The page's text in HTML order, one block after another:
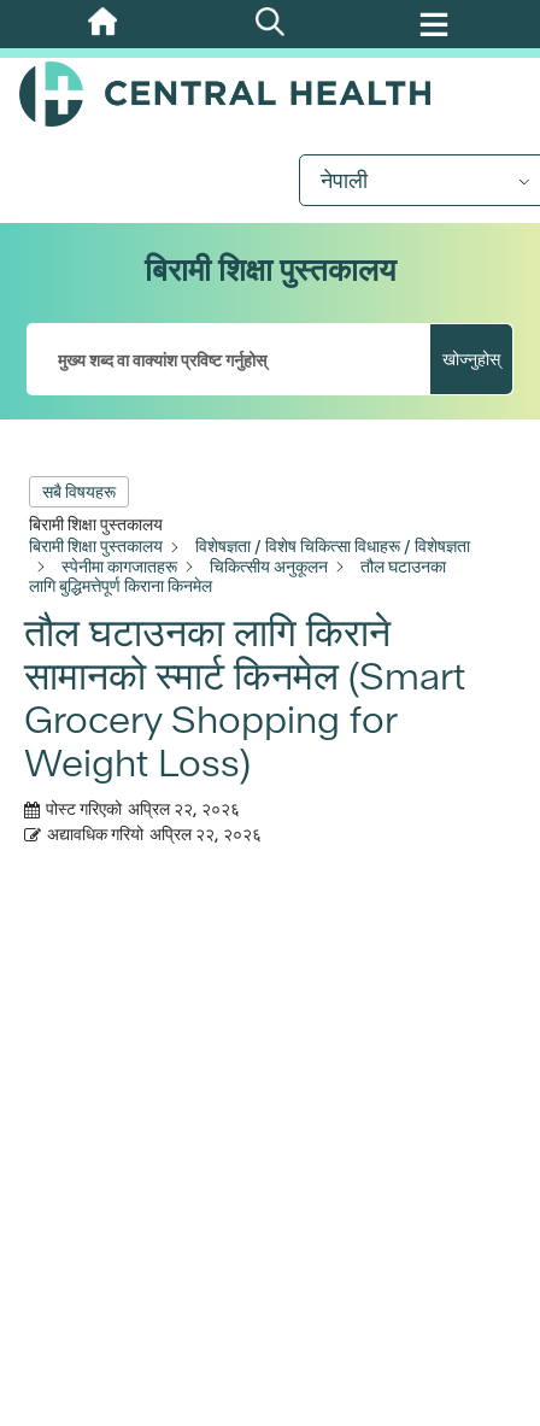
मुख्य
सामग्रीमा
जानुहोस्
नेपाली
बिरामी शिक्षा पुस्तकालय
खोज्नुहोस्
सबै विषयहरू
बिरामी शिक्षा पुस्तकालय
बिरामी शिक्षा पुस्तकालय
विशेषज्ञता / विशेष चिकित्सा विधाहरू / विशेषज्ञता
स्पेनीमा कागजातहरू
चिकित्सीय अनुकूलन
तौल घटाउनका
लागि बुद्धिमत्तेपूर्ण किराना किनमेल
तौल घटाउनका लागि किराने
सामानको स्मार्ट किनमेल (Smart
Grocery Shopping for
Weight Loss)
पोस्ट गरिएको अप्रिल २२, २०२६
अद्यावधिक गरियो अप्रिल २२, २०२६